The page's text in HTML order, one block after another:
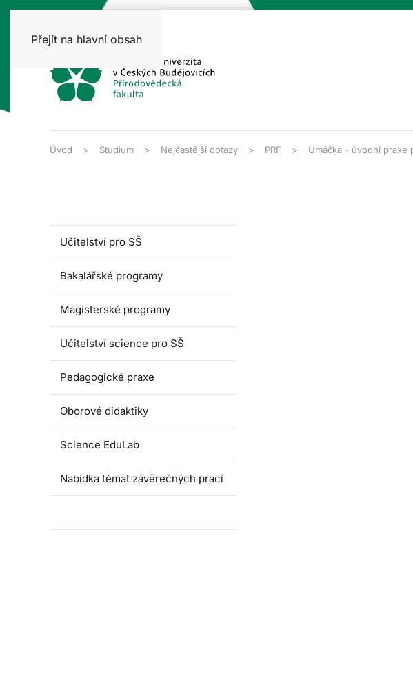
Přejít na hlavní obsah
Úvod Studium Nejčastější dotazy PRF Umáčka - úvodní praxe
Učitelství pro SŠ
Bakalářské programy
Magisterské programy
Učitelství science pro SŠ
Pedagogické praxe
Oborové didaktiky
Science EduLab
Nabídka témat závěrečných prací